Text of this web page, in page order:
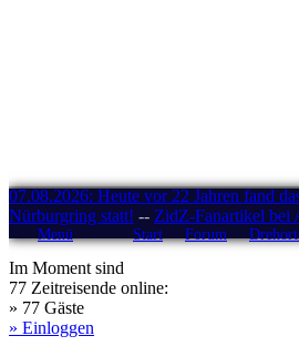
07.08.2026: Heute vor 22 Jahren fand
Nürburgring statt! -- ZidZ-Fanartikel bei
Menü Start Forum
Im Moment sind
77 Zeitreisende online:
» 77 Gäste
» Einloggen